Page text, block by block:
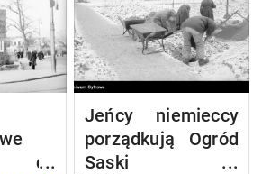
do
Jeńcy niemieccy
porządkują Ogród
Saski w